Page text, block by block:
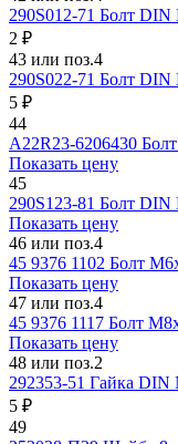
290S012-71 Болт DIN
2 ₽
43 или поз.4
290S022-71 Болт DIN
5 ₽
44
A22R23-6206430
Показать цену
45
290S123-81 Болт DIN
Показать цену
46 или поз.4
45 9376 1102 Болт
Показать цену
47 или поз.4
45 9376 1117 Болт
Показать цену
48 или поз.2
292353-51 Гайка DIN
5 ₽
49